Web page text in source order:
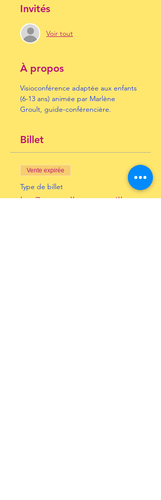
Invités
Voir tout
À propos
Visioconférence adaptée aux enfants
(6-13 ans) animée par Marlène
Groult, guide-conférencière.
Billet
Vente expirée
Type de billet
les 7 nouvelles merveilles